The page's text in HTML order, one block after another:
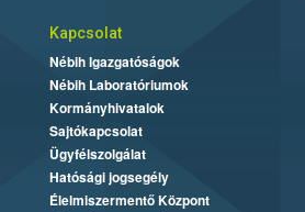
Kapcsolat
Nébih Igazgatóságok
Nébih Laboratóriumok
Kormányhivatalok
Sajtókapcsolat
Ügyfélszolgálat
Hatósági jogsegély
Élelmiszermentő Központ